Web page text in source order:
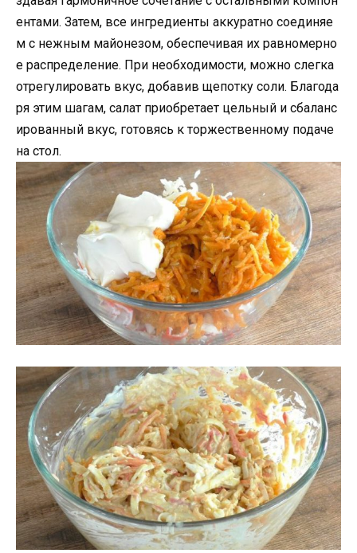
ентами. Затем, все ингредиенты аккуратно соединяе
м с нежным майонезом, обеспечивая их равномерно
е распределение. При необходимости, можно слегка
отрегулировать вкус, добавив щепотку соли. Благода
ря этим шагам, салат приобретает цельный и сбаланс
ированный вкус, готовясь к торжественному подаче
на стол.